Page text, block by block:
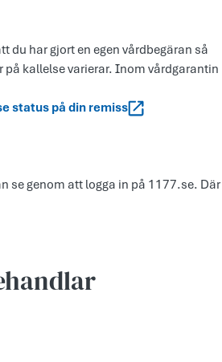
du har gjort en egen vårdbegäran så
kallelse varierar. Inom vårdgarantin
status på din remiss
se genom att logga in på 1177.se. Där